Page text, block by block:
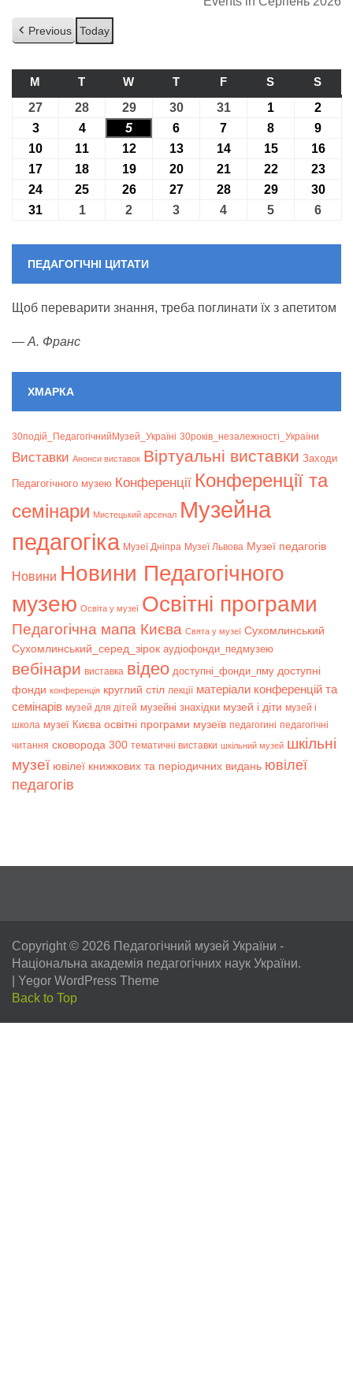
Previous Today
M ПОНЕДІЛОК
T ВІВТОРОК
W СЕРЕДА
TЧЕТВЕР
FП’ЯТНИЦЯ
S СУБОТА
S
27 27.07.2026
28 28.07.2026
2929.07.2026
3030.07.2026
3131.07.2026
1 01.08.2026
2
303.08.2026
404.08.2026
5 05.08.2026
6 06.08.2026
7 07.08.2026
8 08.08.2026
9
10 10.08.2026
11 11.08.2026
1212.08.2026
1313.08.2026
1414.08.2026
1515.08.2026
16
17 17.08.2026
18 18.08.2026
1919.08.2026
2020.08.2026
2121.08.2026
2222.08.2026
23
24 24.08.2026
25 25.08.2026
2626.08.2026
2727.08.2026
2828.08.2026
2929.08.2026
30
31 31.08.2026
101.09.2026
2 02.09.2026
3 03.09.2026
4 04.09.2026
5 05.09.2026
6
ПЕДАГОГІЧНІ ЦИТАТИ
Щоб переварити знання, треба поглинати їх з апетитом
— А. Франс
ХМАРКА
30подій_ПедагогічнийМузей_Україні 30років_незалежності_України
Bиставки Анонси виставок Віртуальні виставки Заходи
Педагогічного музею Конференції Конференції та
семінари Мистецький арсенал Музейна
педагогіка Музеї Дніпра Музеї Львова Музеї педагогів
Новини Новини Педагогічного
музею Освіта у музеї Освітні програми
Педагогічна мапа Києва Свята у музеї Сухомлинський
Сухомлинський_серед_зірок аудіофонди_педмузею
вебінари виставка відео доступні_фонди_пму доступні
фонди конференція круглий стіл лекції матеріали конференцій та
семінарів музей для дітей музейні знахідки музей і діти музей і
школа музеї Києва освітні програми музеїв педагогині педагогічні
читання сковорода 300 тематичні виставки шкільний музей шкільні
музеї ювілеї книжкових та періодичних видань ювілеї
педагогів
Copyright © 2026 Педагогічний музей України -
Національна академія педагогічних наук України.
Yegor WordPress Theme
Back to Top